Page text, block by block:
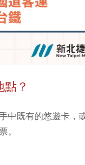
？
中既有的悠遊卡，
。